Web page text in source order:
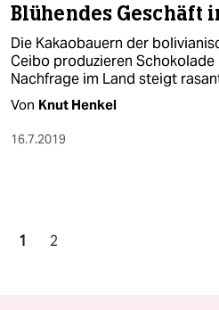
Blühendes Geschäft
Die Kakaobauern der
Ceibo produzieren
Nachfrage im Land steigt
Von Knut Henkel
16.7.2019
1 2